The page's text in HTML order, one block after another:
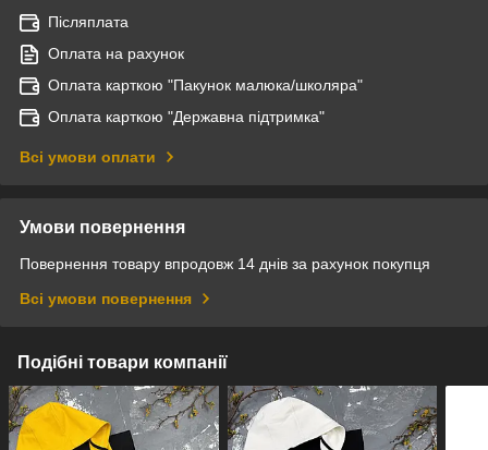
Післяплата
Оплата на рахунок
Оплата карткою "Пакунок малюка/школяра"
Оплата карткою "Державна підтримка"
Всі умови оплати
Умови повернення
Повернення товару впродовж 14 днів за рахунок покупця
Всі умови повернення
Подібні товари компанії